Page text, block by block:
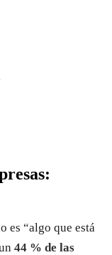
es “algo que está
44 % de las